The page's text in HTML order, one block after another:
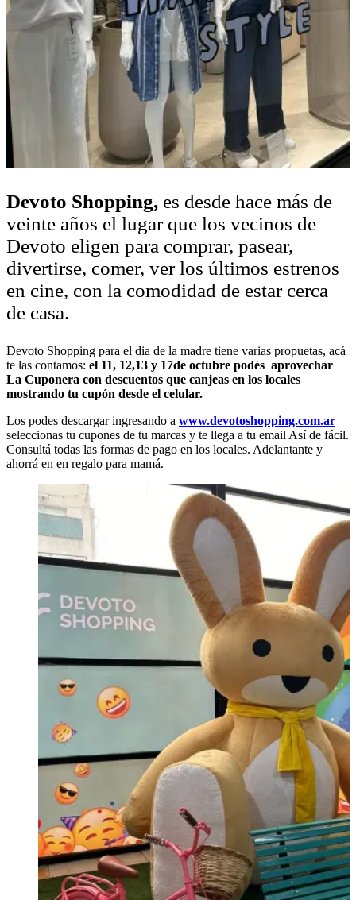
Devoto Shopping, es desde hace más de
veinte años el lugar que los vecinos de
Devoto eligen para comprar, pasear,
divertirse, comer, ver los últimos estrenos
en cine, con la comodidad de estar cerca
de casa.
Devoto Shopping para el dia de la madre tiene varias propuetas, acá
te las contamos: el 11, 12,13 y 17de octubre podés aprovechar
La Cuponera con descuentos que canjeas en los locales
mostrando tu cupón desde el celular.
Los podes descargar ingresando a www.devotoshopping.com.ar
seleccionas tu cupones de tu marcas y te llega a tu email Así de fácil.
Consultá todas las formas de pago en los locales. Adelantante y
ahorrá en en regalo para mamá.